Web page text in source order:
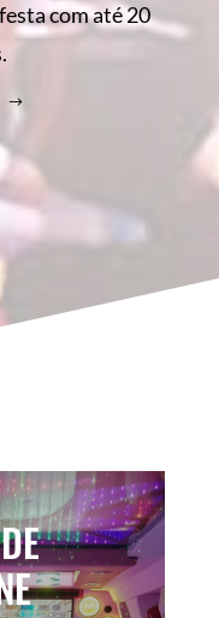
com até 20